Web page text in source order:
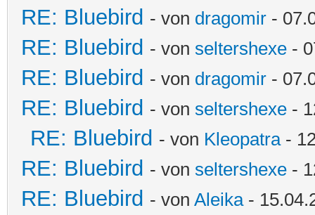
RE: Bluebird - von dragomir -
RE: Bluebird - von seltershexe -
RE: Bluebird - von dragomir -
RE: Bluebird - von seltershexe -
RE: Bluebird - von Kleopatra-
RE: Bluebird - von seltershexe -
RE: Bluebird - von Aleika-